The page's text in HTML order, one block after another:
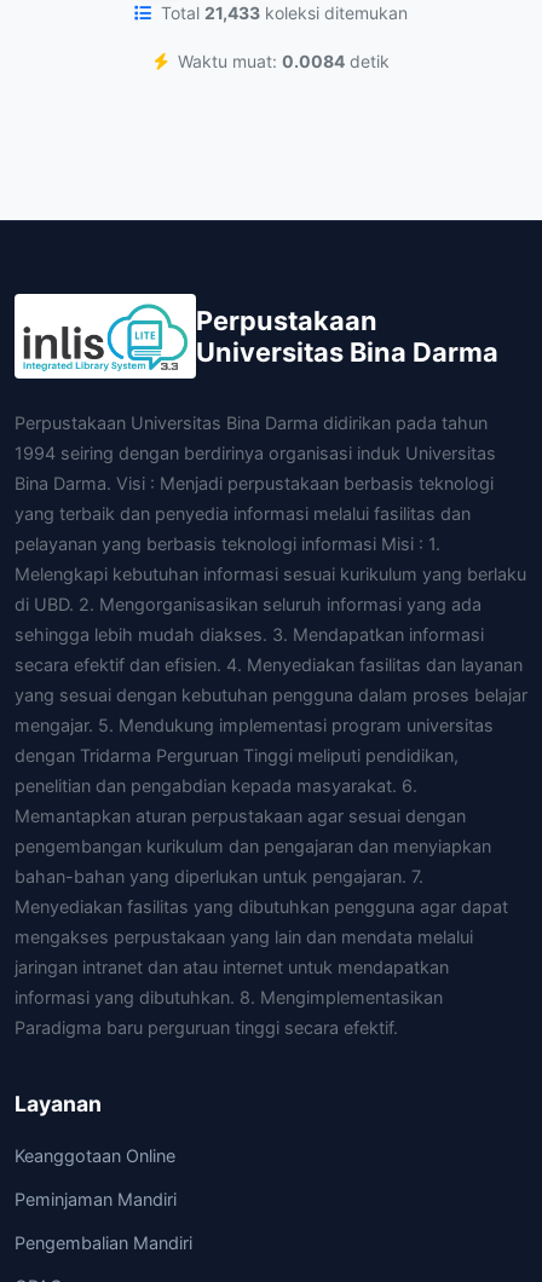
Total 21,433 koleksi ditemukan
Waktu muat: 0.0084detik
Perpustakaan
Universitas Bina Darma
Perpustakaan Universitas Bina Darma didirikan pada tahun
1994 seiring dengan berdirinya organisasi induk Universitas
Bina Darma. Visi : Menjadi perpustakaan berbasis teknologi
yang terbaik dan penyedia informasi melalui fasilitas dan
pelayanan yang berbasis teknologi informasi Misi : 1.
Melengkapi kebutuhan informasi sesuai kurikulum yang berlaku
di UBD. 2. Mengorganisasikan seluruh informasi yang ada
sehingga lebih mudah diakses. 3. Mendapatkan informasi
secara efektif dan efisien. 4. Menyediakan fasilitas dan layanan
yang sesuai dengan kebutuhan pengguna dalam proses belajar
mengajar. 5. Mendukung implementasi program universitas
dengan Tridarma Perguruan Tinggi meliputi pendidikan,
penelitian dan pengabdian kepada masyarakat. 6.
Memantapkan aturan perpustakaan agar sesuai dengan
pengembangan kurikulum dan pengajaran dan menyiapkan
bahan-bahan yang diperlukan untuk pengajaran. 7.
Menyediakan fasilitas yang dibutuhkan pengguna agar dapat
mengakses perpustakaan yang lain dan mendata melalui
jaringan intranet dan atau internet untuk mendapatkan
informasi yang dibutuhkan. 8. Mengimplementasikan
Paradigma baru perguruan tinggi secara efektif.
Layanan
Keanggotaan Online
Peminjaman Mandiri
Pengembalian Mandiri